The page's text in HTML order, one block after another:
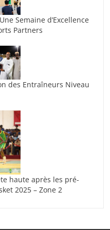
Semaine d’Excellence
Partners
des Entraîneurs Niveau
haute après les pré-
2025 – Zone 2